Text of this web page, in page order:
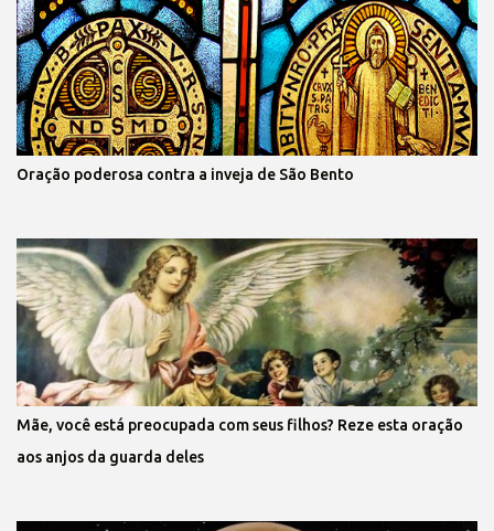
Oração poderosa contra a inveja de São Bento
Mãe, você está preocupada com seus filhos? Reze esta oração
aos anjos da guarda deles